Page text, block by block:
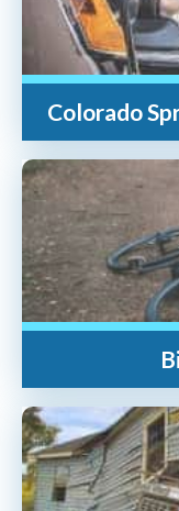
Colorado